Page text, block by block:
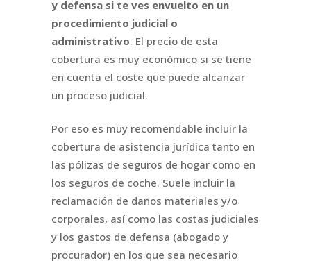
y defensa si te ves envuelto en un
procedimiento judicial o
administrativo. El precio de esta
cobertura es muy económico si se tiene
en cuenta el coste que puede alcanzar
un proceso judicial.
Por eso es muy recomendable incluir la
cobertura de asistencia jurídica tanto en
las pólizas de seguros de hogar como en
los seguros de coche. Suele incluir la
reclamación de daños materiales y/o
corporales, así como las costas judiciales
y los gastos de defensa (abogado y
procurador) en los que sea necesario